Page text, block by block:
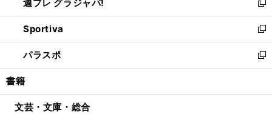
く
で
開
く
ィ
ン
ド
ウ
で
開
い
ウ
ィ
ン
ド
ウ
開
週プレ グラジャパ!
新
し
い
ウ
ィ
ン
ウ
Sportiva
新
し
い
ウ
ン
パラスポ
新
し
ウ
書籍
文芸・文庫・総合